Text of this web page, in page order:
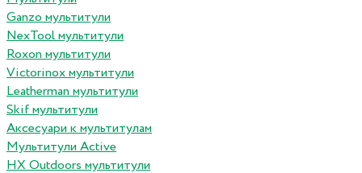
Ganzo мультитули
NexTool мультитули
Roxon мультитули
Victorinox мультитули
Leatherman мультитули
Skif мультитули
Аксесуари к мультитулам
Мультитули Active
HX Outdoors мультитули